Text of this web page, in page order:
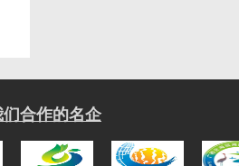
们合作的名企